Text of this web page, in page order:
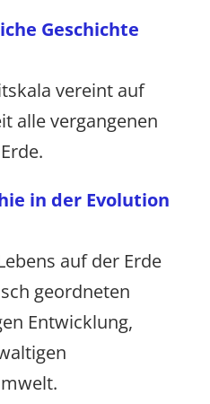
Geschichte
vereint auf
alle vergangenen
in der Evolution
auf der Erde
geordneten
Entwicklung,